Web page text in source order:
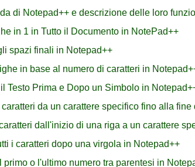
di Notepad++ e descrizione delle loro
in 1 in Tutto il Documento in NotePad++
spazi finali in Notepad++
in base al numero di caratteri in
Testo Prima e Dopo un Simbolo in
da un carattere specifico fino alla
dall'inizio di una riga a un carattere
i caratteri dopo una virgola in Notepad++
primo o l'ultimo numero tra parentesi in